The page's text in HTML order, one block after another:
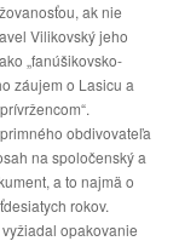
ak nie
Vilikovský jeho
„fanúšikovsko-
záujem o Lasicu a
obdivovateľa
na spoločenský a
a to najmä o
rokov.
opakovanie